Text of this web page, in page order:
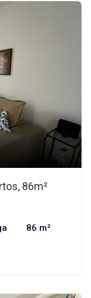
86m²
86 m²